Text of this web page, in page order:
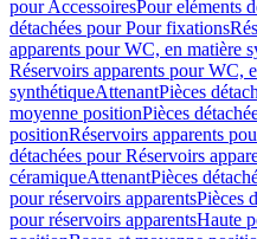
pour AccessoiresPour eléments
détachées pour Pour fixations
apparents pour WC, en matière
Réservoirs apparents pour WC,
synthétiqueAttenantPièces
moyenne positionPièces
positionRéservoirs apparents
détachées pour Réservoirs
céramiqueAttenantPièces
pour réservoirs apparentsPièces
pour réservoirs apparentsHaute